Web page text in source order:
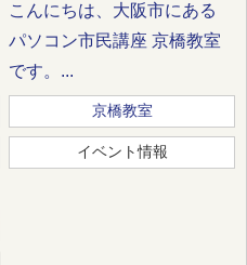
こんにちは、大阪市にある
パソコン市民講座 京橋教室
です。...
京橋教室
イベント情報